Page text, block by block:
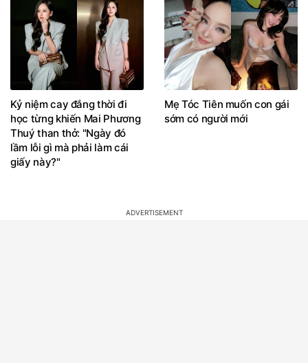
Kỷ niệm cay đắng thời đi
học từng khiến Mai Phương
Thuý than thở: "Ngày đó
lầm lỗi gì mà phải làm cái
giấy này?"
Mẹ Tóc Tiên muốn con gái
sớm có người mới